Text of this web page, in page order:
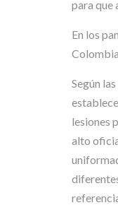
para que
En los
Según
lesiones
alto